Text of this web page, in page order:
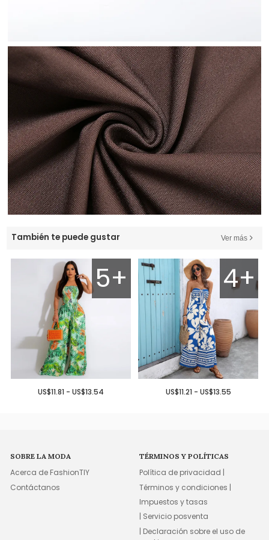
También te puede gustar Ver más
5+
US$11.81 - US$13.54
4+
US$11.21 - US$13.55
SOBRE LA MODA
Acerca de FashionTIY
Contáctanos
TÉRMINOS Y POLÍTICAS
Política de privacidad |
Términos y condiciones |
Impuestos y tasas
| Servicio posventa
| Declaración sobre el uso de